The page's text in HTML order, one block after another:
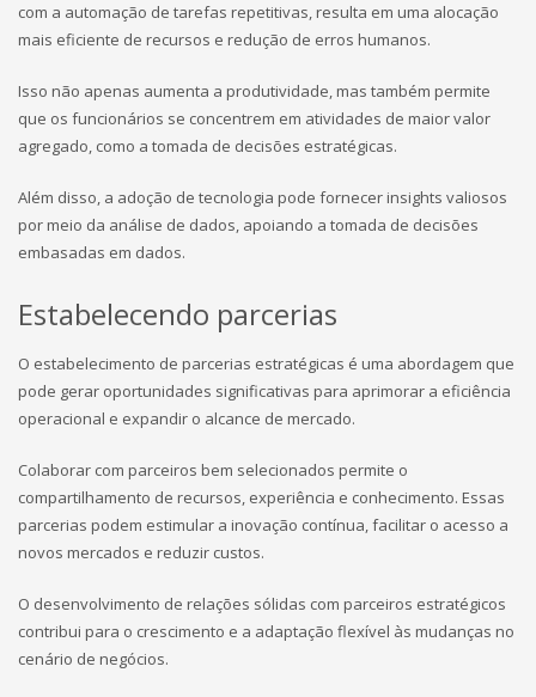
com a automação de tarefas repetitivas, resulta em uma alocação
mais eficiente de recursos e redução de erros humanos.
Isso não apenas aumenta a produtividade, mas também permite
que os funcionários se concentrem em atividades de maior valor
agregado, como a tomada de decisões estratégicas.
Além disso, a adoção de tecnologia pode fornecer insights valiosos
por meio da análise de dados, apoiando a tomada de decisões
embasadas em dados.
Estabelecendo parcerias
O estabelecimento de parcerias estratégicas é uma abordagem que
pode gerar oportunidades significativas para aprimorar a eficiência
operacional e expandir o alcance de mercado.
Colaborar com parceiros bem selecionados permite o
compartilhamento de recursos, experiência e conhecimento. Essas
parcerias podem estimular a inovação contínua, facilitar o acesso a
novos mercados e reduzir custos.
O desenvolvimento de relações sólidas com parceiros estratégicos
contribui para o crescimento e a adaptação flexível às mudanças no
cenário de negócios.